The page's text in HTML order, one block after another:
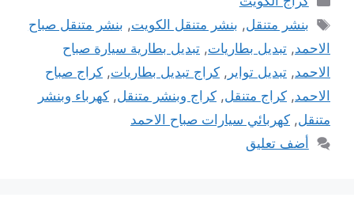
الوسوم
بنشر متنقل, بنشر متنقل الكويت, بنشر متنقل صباح
الاحمد, تبديل بطاريات, تبديل بطارية سيارة صباح
الاحمد, تبديل تواير , كراج تبديل بطاريات, كراج صباح
الاحمد, كراج متنقل, كراج وبنشر متنقل, كهرباء وبنشر
متنقل, كهربائي سيارات صباح الاحمد
أضف تعليق